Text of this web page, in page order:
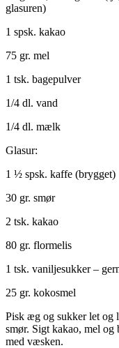
glasuren)
1 spsk. kakao
75 gr. mel
1 tsk. bagepulver
1/4 dl. vand
1/4 dl. mælk
Glasur:
1 ½ spsk. kaffe (brygget)
30 gr. smør
2 tsk. kakao
80 gr. flormelis
1 tsk. vaniljesukker –
25 gr. kokosmel
Pisk æg og sukker let og
smør. Sigt kakao, mel og
med væsken.